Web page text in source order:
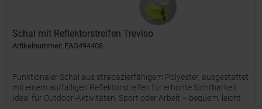
Schal mit Reflektorstreifen Treviso
Artikelnummer: EAG494408
Funktionaler Schal aus strapazierfähigem Polyester, ausgestattet
mit einem auffälligen Reflektorstreifen für erhöhte Sichtbarkeit.
Ideal für Outdoor-Aktivitäten, Sport oder Arbeit – bequem, leicht